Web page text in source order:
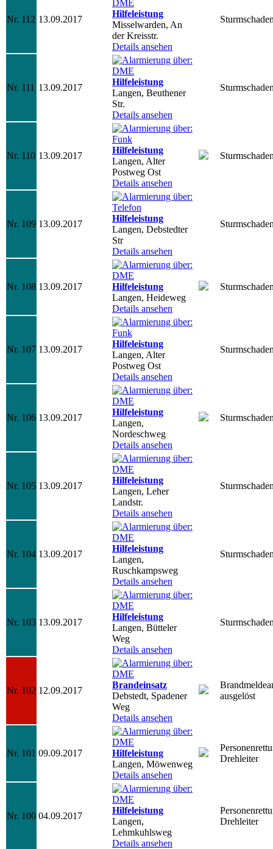
Nr. 112 13.09.2017
Hilfeleistung
Misselwarden, An
der Kreisstr.
Details ansehen
Nr. 111 13.09.2017
Hilfeleistung
Langen, Beuthener
Str.
Details ansehen
Nr. 110 13.09.2017
Hilfeleistung
Langen, Alter
Postweg Ost
Details ansehen
Nr. 109 13.09.2017
Hilfeleistung
Langen, Debstedter
Str
Details ansehen
Nr. 108 13.09.2017
Hilfeleistung
Langen, Heideweg
Details ansehen
Nr. 107 13.09.2017
Hilfeleistung
Langen, Alter
Postweg Ost
Details ansehen
Nr. 106 13.09.2017
Hilfeleistung
Langen,
Nordeschweg
Details ansehen
Nr. 105 13.09.2017
Hilfeleistung
Langen, Leher
Landstr.
Details ansehen
Nr. 104 13.09.2017
Hilfeleistung
Langen,
Ruschkampsweg
Details ansehen
Nr. 103 13.09.2017
Hilfeleistung
Langen, Bütteler
Weg
Details ansehen
Nr. 102 12.09.2017
Brandeinsatz
Debstedt, Spadener
Weg
Details ansehen
ausgelöst
Nr. 101 09.09.2017
Hilfeleistung
Langen, Möwenweg
Details ansehen
Drehleiter
Nr. 100 04.09.2017
Hilfeleistung
Langen,
Lehmkuhlsweg
Details ansehen
Drehleiter